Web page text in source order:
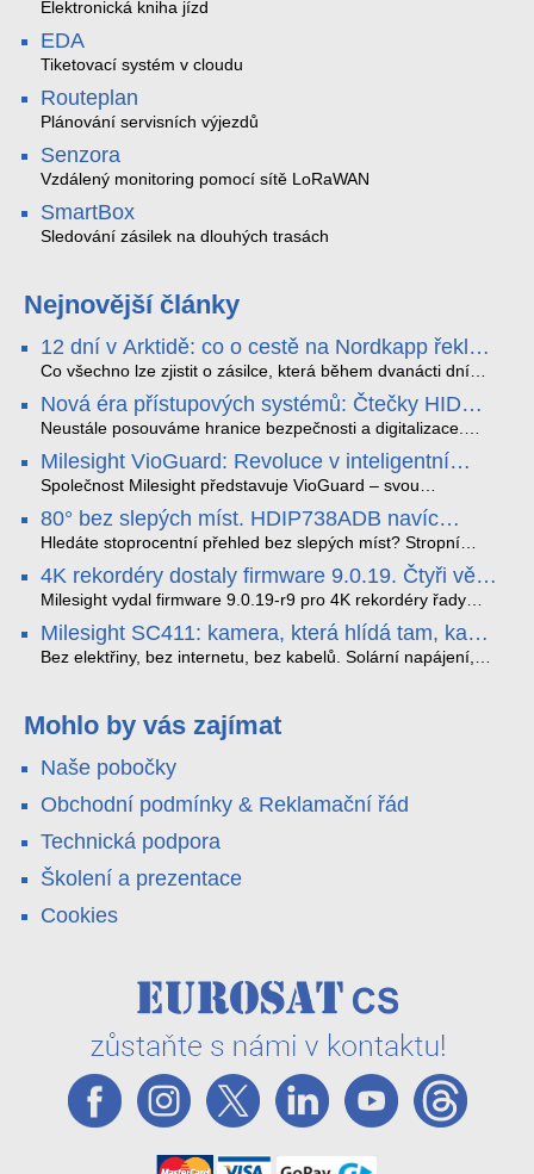
Elektronická kniha jízd
EDA
Tiketovací systém v cloudu
Routeplan
Plánování servisních výjezdů
Senzora
Vzdálený monitoring pomocí sítě LoRaWAN
SmartBox
Sledování zásilek na dlouhých trasách
Nejnovější články
12 dní v Arktidě: co o cestě na Nordkapp řekla
data ze SMARTBOX 2 MAX
Co všechno lze zjistit o zásilce, která během dvanácti dní
projede Arktidou? SMARTBOX 2 MAX jsme vzali na trasu z
Tromsø přes Lofoty, Kirunu a finské Laponsko až na
Nordkapp. Bez jediného dobití, v mrazu až −13 °C a mimo
otřesy i náklon. Výsledkem není jen čára na mapě, ale
podrobný datový příběh celé cesty.
Nová éra přístupových systémů: Čtečky HID
Signo
Neustále posouváme hranice bezpečnosti a digitalizace.
v oblasti kontroly přístupu – moderní a vysoce univerzální
čtečky HID Signo.
Milesight VioGuard: Revoluce v inteligentní
detekci dopravních přestupků
Společnost Milesight představuje VioGuard – svou
dopravních přestupků. Tento systém, poháněný
sofistikovanými algoritmy umělé inteligence (AI), je navržen
tak, aby poskytoval komplexní nástroje pro vymáhání
dopravních předpisů, zvyšoval bezpečnost na silnicích a
optimalizoval plynulost dopravy v moderních městech.
80° bez slepých míst. HDIP738ADB navíc
streamuje na YouTube – bez PC.
Hledáte stoprocentní přehled bez slepých míst? Stropní
panoramatická kamera HDIP738ADB skládá obraz ze dvou
4MP senzorů SONY do jednoho čistého 180° záběru bez
zkreslení. K tomu přidává AI detekci osob a vozidel,
YouTube – bez běžícího počítače.
4K rekordéry dostaly firmware 9.0.19. Čtyři věci,
které musíte vědět.
Milesight vydal firmware 9.0.19-r9 pro 4K rekordéry řady
které vám zjednoduší práci – a jedna z nich vám ušetří
spoustu zbytečných výjezdů k zákazníkům.
Milesight SC411: kamera, která hlídá tam, kam
kabel nedosáhne
Bez elektřiny, bez internetu, bez kabelů. Solární napájení,
váš telefon. Podívejte se na video.
Mohlo by vás zajímat
Naše pobočky
Obchodní podmínky & Reklamační řád
Technická podpora
Školení a prezentace
Cookies